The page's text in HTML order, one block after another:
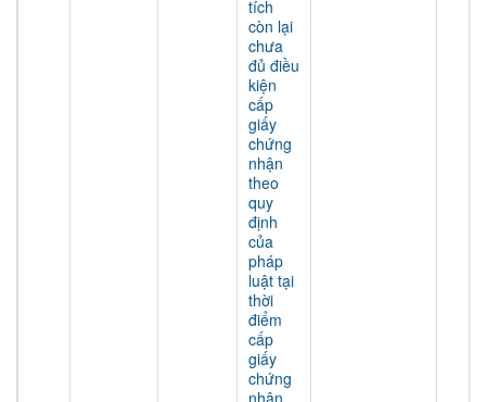
tích
còn lại
chưa
đủ điều
kiện
cấp
giấy
chứng
nhận
theo
quy
định
của
pháp
luật tại
thời
điểm
cấp
giấy
chứng
nhận